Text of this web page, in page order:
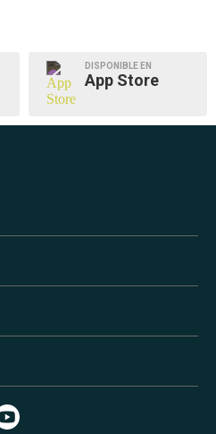
DISPONIBLE EN
App Store